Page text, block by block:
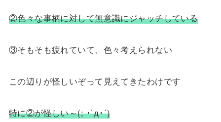
②色々な事柄に対して無意識にジャッチしている
③そもそも疲れていて、色々考えられない
この辺りが怪しいぞって見えてきたわけです
特に②が怪しい～(; ･`д･´)